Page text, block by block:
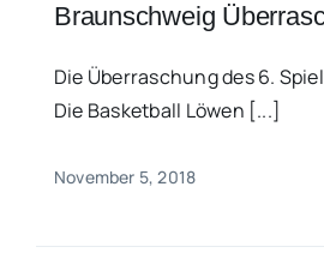
Braunschweig
Die Überraschung des 6.
Die Basketball Löwen [...]
November 5, 2018